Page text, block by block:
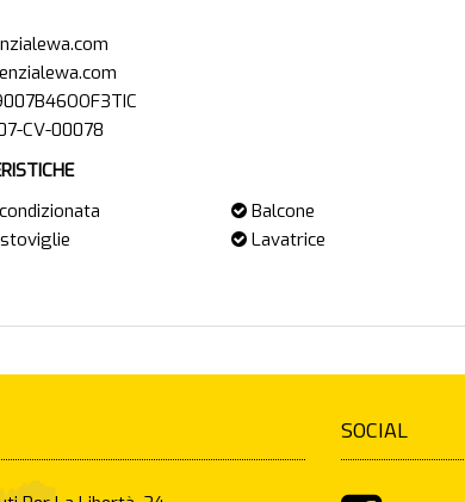
Balcone
Lavatrice
SOCIAL